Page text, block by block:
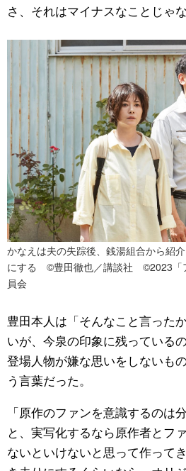
さ、それはマイナスなことじゃ
かなえは夫の失踪後、銭湯組合から紹
にする ©豊田徹也／講談社 ©2023「
員会
豊田本人は「そんなこと言った
いが、今泉の印象に残っている
登場人物が嫌な思いをしないも
う言葉だった。
「原作のファンを意識するのは
と、実写化するなら原作者とフ
ないといけないと思って作って